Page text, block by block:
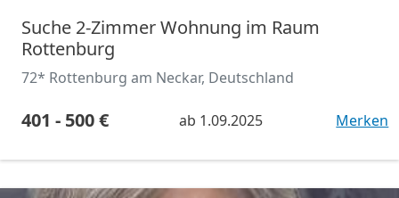
Suche 2-Zimmer Wohnung im Raum
Rottenburg
72* Rottenburg am Neckar, Deutschland
401 - 500 € ab 1.09.2025 Merken